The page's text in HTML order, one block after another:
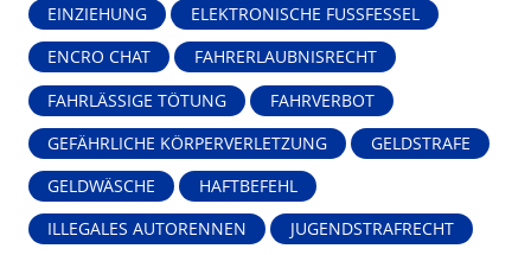
EINZIEHUNG ELEKTRONISCHE FUSSFESSEL
ENCRO CHAT FAHRERLAUBNISRECHT
FAHRLÄSSIGE TÖTUNG FAHRVERBOT
GEFÄHRLICHE KÖRPERVERLETZUNG GELDSTRAFE
GELDWÄSCHE HAFTBEFEHL
ILLEGALES AUTORENNEN JUGENDSTRAFRECHT